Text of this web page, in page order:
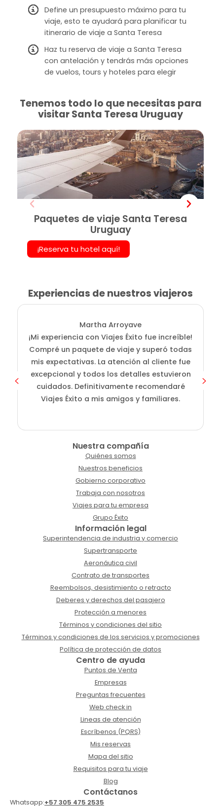
Define un presupuesto máximo para tu
viaje, esto te ayudará para planificar tu
itinerario de viaje a Santa Teresa
Haz tu reserva de viaje a Santa Teresa
con antelación y tendrás más opciones
de vuelos, tours y hoteles para elegir
Tenemos todo lo que necesitas para
visitar Santa Teresa Uruguay
Paquetes de viaje Santa Teresa
Uruguay
¡Reserva tu hotel aquí!
Experiencias de nuestros viajeros
Martha Arroyave
¡Mi experiencia con Viajes Éxito fue increíble!
Compré un paquete de viaje y superó todas
mis expectativas. La atención al cliente fue
excepcional y todos los detalles estuvieron
cuidados. Definitivamente recomendaré
Viajes Éxito a mis amigos y familiares.
Nuestra compañía
Quiénes somos
Nuestros beneficios
Gobierno corporativo
Trabaja con nosotros
Viajes para tu empresa
Grupo Éxito
Información legal
Superintendencia de industria y comercio
Supertransporte
Aeronáutica civil
Contrato de transportes
Reembolsos, desistimiento o retracto
Deberes y derechos del pasajero
Protección a menores
Términos y condiciones del sitio
Términos y condiciones de los servicios y promociones
Política de protección de datos
Centro de ayuda
Puntos de Venta
Empresas
Preguntas frecuentes
Web check in
Lineas de atención
Escríbenos (PQRS)
Mis reservas
Mapa del sitio
Requisitos para tu viaje
Blog
Contáctanos
Whatsapp:+57 305 475 2535